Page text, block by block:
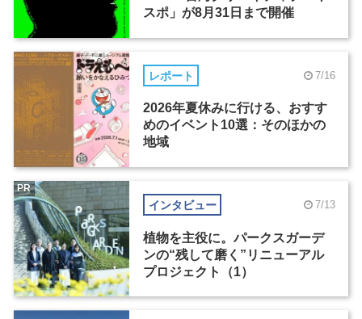
スポ」が8月31日まで開催
レポート 7/16
2026年夏休みに行ける、おすす
めのイベント10選：そのほかの
地域
インタビュー 7/13
植物を主役に。パークスガーデ
ンの“残して磨く”リニューアル
プロジェクト（1）
PR